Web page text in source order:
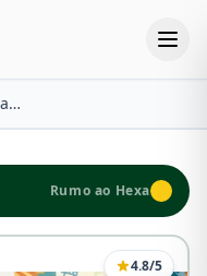
Álbum de Figurinhas Copa do Mundo 2026 Panini: Guia Completo e Onde Comprar na Amazon
Rumo ao Hexa
4.8/5